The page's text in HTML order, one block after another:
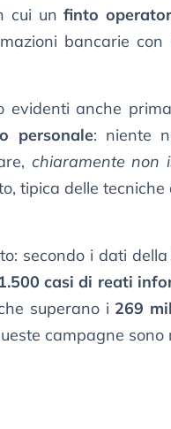
cui unfinto
bancarie con
evidenti anche
personale: niente
chiaramente non
tipica delle tecniche
secondo i dati
casi di reati
superano i 269
campagne sono